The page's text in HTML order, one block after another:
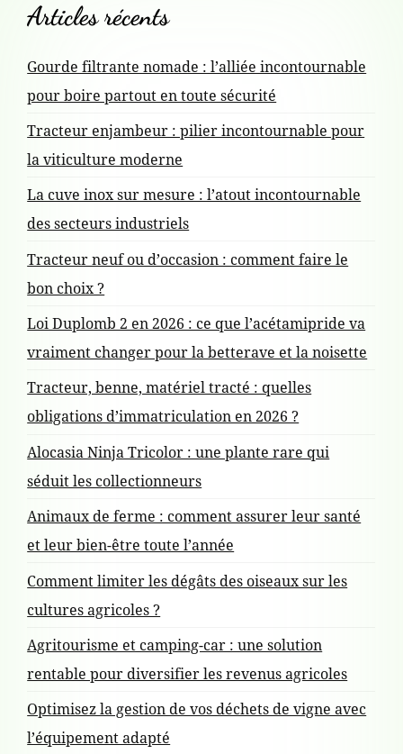
o
n
d
e
l
a
r
t
i
c
l
e
Articles récents
Gourde filtrante nomade : l’alliée incontournable
pour boire partout en toute sécurité
Tracteur enjambeur : pilier incontournable pour
la viticulture moderne
La cuve inox sur mesure : l’atout incontournable
des secteurs industriels
Tracteur neuf ou d’occasion : comment faire le
bon choix ?
Loi Duplomb 2 en 2026 : ce que l’acétamipride va
vraiment changer pour la betterave et la noisette
Tracteur, benne, matériel tracté : quelles
obligations d’immatriculation en 2026 ?
Alocasia Ninja Tricolor : une plante rare qui
séduit les collectionneurs
Animaux de ferme : comment assurer leur santé
et leur bien-être toute l’année
Comment limiter les dégâts des oiseaux sur les
cultures agricoles ?
Agritourisme et camping-car : une solution
rentable pour diversifier les revenus agricoles
Optimisez la gestion de vos déchets de vigne avec
l’équipement adapté